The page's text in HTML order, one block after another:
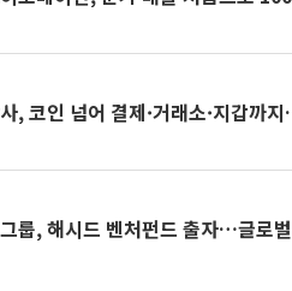
, 코인 넘어 결제·거래소·지갑까
룹, 해시드 벤처펀드 출자…글로